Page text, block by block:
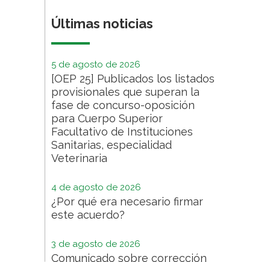
Últimas noticias
5 de agosto de 2026
[OEP 25] Publicados los listados
provisionales que superan la
fase de concurso-oposición
para Cuerpo Superior
Facultativo de Instituciones
Sanitarias, especialidad
Veterinaria
4 de agosto de 2026
¿Por qué era necesario firmar
este acuerdo?
3 de agosto de 2026
Comunicado sobre corrección